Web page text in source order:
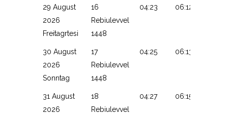
29 August
2026
Freitagrtesi
16
Rebiulevvel
1448
04:23 06:12
30 August
2026
Sonntag
17
Rebiulevvel
1448
04:25 06:13
31 August
2026
18
Rebiulevvel
04:27 06:15